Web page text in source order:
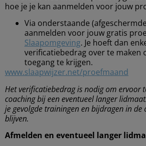
hoe je je kan aanmelden voor jouw
Via onderstaande
aanmelden voor jouw gratis
Slaapomgeving. Je hoeft dan
verificatiebedrag over te maken
toegang te krijgen.
www.slaapwijzer.net/proefmaand
Het verificatiebedrag is nodig om ervoor
coaching bij een eventueel langer
je gevolgde trainingen en bijdragen in
blijven.
Afmelden en eventueel langer